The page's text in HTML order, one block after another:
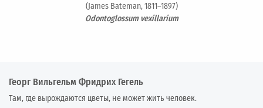
(James Bateman, 1811–1897)
Odontoglossum vexillarium
Георг Вильгельм Фридрих Гегель
Там, где вырождаются цветы, не может жить человек.